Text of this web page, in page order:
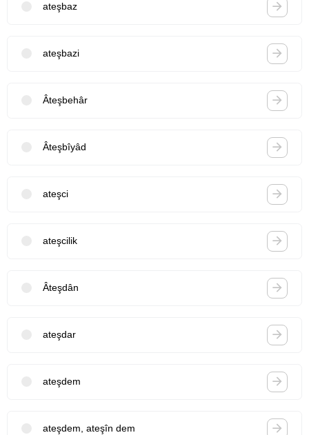
ateşbaz
ateşbazi
Âteşbehâr
Âteşbîyâd
ateşci
ateşcilik
Âteşdân
ateşdar
ateşdem
ateşdem, ateşîn dem